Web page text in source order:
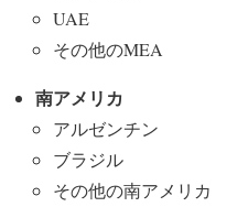
UAE
その他のMEA
南アメリカ
アルゼンチン
ブラジル
その他の南アメリカ